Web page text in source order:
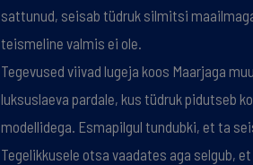
sattunud, seisab tüdruk silmitsi
teismeline valmis ei ole.
Tegevused viivad lugeja koos Maarjaga
luksuslaeva pardale, kus tüdruk pidutseb
modellidega. Esmapilgul tundubki, et ta
Tegelikkusele otsa vaadates aga selgub,